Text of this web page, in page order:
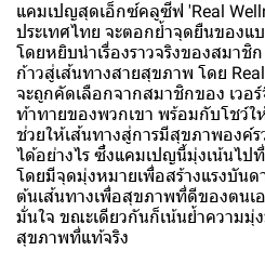
แคมเปญสุดเอ็กซ์คลูซีฟ 'Real
ประเทศไทย จะตอกย้ำจุดยืนของแ
โดยหยิบนำเรื่องราวจริงของสมาชิ
ก้าวสู่เส้นทางสายสุขภาพ โดย
จะถูกคัดเลือกจากสมาชิกของ เวอ
ท้าทายของพวกเขา พร้อมกับโชว์ใ
ช่วยให้เส้นทางสู่การมีสุขภาพองค์
ได้อย่างไร ซึ่งแคมเปญนี้มุ่งเน้นไป
โดยมีจุดมุ่งหมายเพื่อสร้างแรงบัน
ต้นเส้นทางเพื่อสุขภาพที่ดีของตนเ
มั่นใจ ขณะเดียวกันก็เน้นย้ำความมุ่
สุขภาพที่แท้จริง